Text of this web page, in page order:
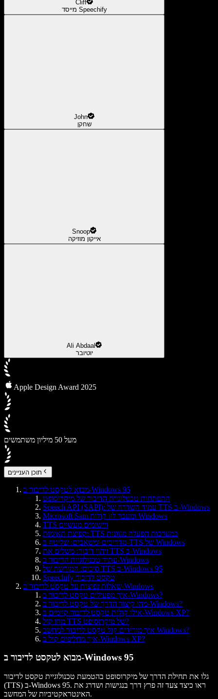
Cliff
מייסד Speechify
John
שחקן
Snoop
אייקון מוזיקה
Ali Abdaal
יוטיובר
Apple Design Award 2025
מעל 50 מיליון משתמשים
תוכן העניינים
מבוא לטקסט לדיבור ב-Windows 95
התפתחות טכנולוגיית הדיבור של מיקרוסופט
Speech API (SAPI): עמוד השדרה של TTS ב-Windows
Microsoft Sam ומעבר לו: קולות Windows
TTS ויישומים מעשיים
קפיצת תאימות: TTS במערכות הפעלה מגוונות
מדריכים ומשאבים: שליטה ב-TTS של Windows
זיהוי דיבור: משלים את TTS ב-Windows
עתיד טכנולוגיית הדיבור ב-Windows
סיכום: המורשת של TTS ב-Windows 95
Speechify טקסט לדיבור
שאלות נפוצות על טקסט לדיבור ב-Windows
איך מפעילים טקסט לדיבור ב-Windows?
מהו קיצור הדרך של טקסט לדיבור ב-Windows?
אילו קולות טקסט לדיבור קיימים ב-Windows XP?
מהו קול TTS של מיקרוסופט?
איך מורידים קול טקסט לדיבור למחשב Windows?
איך מחליפים קול ב-Windows XP?
מבוא לטקסט לדיבור ב-Windows 95
גלו את תחילת הדרך של מיקרוסופט בהטמעת טכנולוגיית טקסט לדיבור
(TTS) ב-Windows 95. ראו כיצד צעד זה פרץ דרך בנגישות ושדרג את
האינטראקטיביות של המחשב.